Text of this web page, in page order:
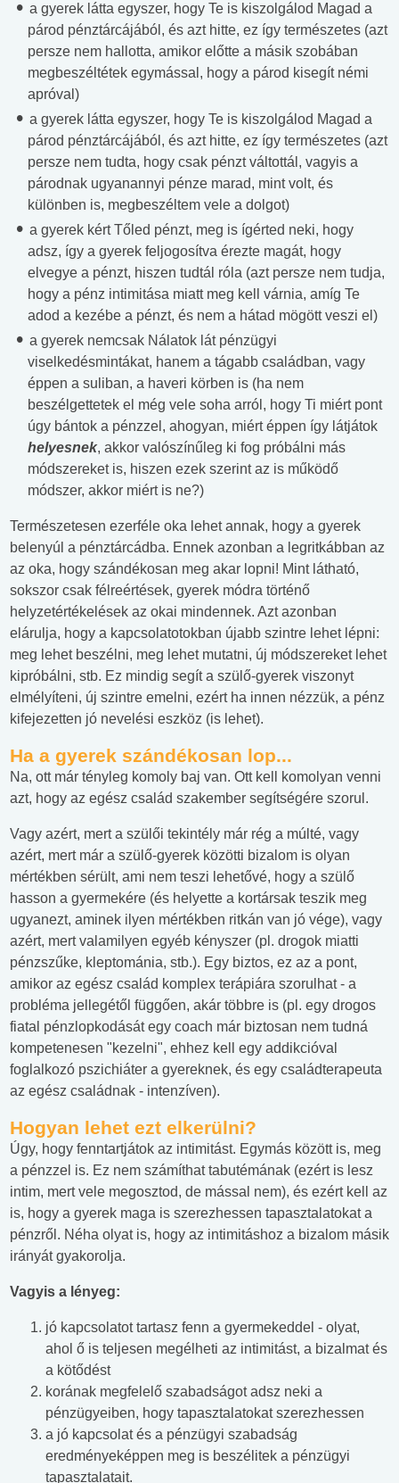
a gyerek látta egyszer, hogy Te is kiszolgálod Magad a
párod pénztárcájából, és azt hitte, ez így természetes (azt
persze nem hallotta, amikor előtte a másik szobában
megbeszéltétek egymással, hogy a párod kisegít némi
apróval)
a gyerek látta egyszer, hogy Te is kiszolgálod Magad a
párod pénztárcájából, és azt hitte, ez így természetes (azt
persze nem tudta, hogy csak pénzt váltottál, vagyis a
párodnak ugyanannyi pénze marad, mint volt, és
különben is, megbeszéltem vele a dolgot)
a gyerek kért Tőled pénzt, meg is ígérted neki, hogy
adsz, így a gyerek feljogosítva érezte magát, hogy
elvegye a pénzt, hiszen tudtál róla (azt persze nem tudja,
hogy a pénz intimitása miatt meg kell várnia, amíg Te
adod a kezébe a pénzt, és nem a hátad mögött veszi el)
a gyerek nemcsak Nálatok lát pénzügyi
viselkedésmintákat, hanem a tágabb családban, vagy
éppen a suliban, a haveri körben is (ha nem
beszélgettetek el még vele soha arról, hogy Ti miért pont
úgy bántok a pénzzel, ahogyan, miért éppen így látjátok
helyesnek, akkor valószínűleg ki fog próbálni más
módszereket is, hiszen ezek szerint az is működő
módszer, akkor miért is ne?)
Természetesen ezerféle oka lehet annak, hogy a gyerek
belenyúl a pénztárcádba. Ennek azonban a legritkábban az
az oka, hogy szándékosan meg akar lopni! Mint látható,
sokszor csak félreértések, gyerek módra történő
helyzetértékelések az okai mindennek. Azt azonban
elárulja, hogy a kapcsolatotokban újabb szintre lehet lépni:
meg lehet beszélni, meg lehet mutatni, új módszereket lehet
kipróbálni, stb. Ez mindig segít a szülő-gyerek viszonyt
elmélyíteni, új szintre emelni, ezért ha innen nézzük, a pénz
kifejezetten jó nevelési eszköz (is lehet).
Ha a gyerek szándékosan lop...
Na, ott már tényleg komoly baj van. Ott kell komolyan venni
azt, hogy az egész család szakember segítségére szorul.
Vagy azért, mert a szülői tekintély már rég a múlté, vagy
azért, mert már a szülő-gyerek közötti bizalom is olyan
mértékben sérült, ami nem teszi lehetővé, hogy a szülő
hasson a gyermekére (és helyette a kortársak teszik meg
ugyanezt, aminek ilyen mértékben ritkán van jó vége), vagy
azért, mert valamilyen egyéb kényszer (pl. drogok miatti
pénzszűke, kleptománia, stb.). Egy biztos, ez az a pont,
amikor az egész család komplex terápiára szorulhat - a
probléma jellegétől függően, akár többre is (pl. egy drogos
fiatal pénzlopkodását egy coach már biztosan nem tudná
kompetenesen "kezelni", ehhez kell egy addikcióval
foglalkozó pszichiáter a gyereknek, és egy családterapeuta
az egész családnak - intenzíven).
Hogyan lehet ezt elkerülni?
Úgy, hogy fenntartjátok az intimitást. Egymás között is, meg
a pénzzel is. Ez nem számíthat tabutémának (ezért is lesz
intim, mert vele megosztod, de mással nem), és ezért kell az
is, hogy a gyerek maga is szerezhessen tapasztalatokat a
pénzről. Néha olyat is, hogy az intimitáshoz a bizalom másik
irányát gyakorolja.
Vagyis a lényeg:
jó kapcsolatot tartasz fenn a gyermekeddel - olyat,
ahol ő is teljesen megélheti az intimitást, a bizalmat és
a kötődést
korának megfelelő szabadságot adsz neki a
pénzügyeiben, hogy tapasztalatokat szerezhessen
a jó kapcsolat és a pénzügyi szabadság
eredményeképpen meg is beszélitek a pénzügyi
tapasztalatait.